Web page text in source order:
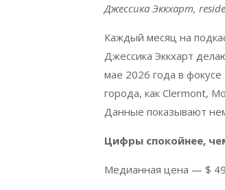
Джессика Эккхарт,
Каждый месяц на
Джессика Эккхарт
мае 2026 года в
города, как Clermont,
Данные показывают
Цифры спокойнее,
Медианная цена — $